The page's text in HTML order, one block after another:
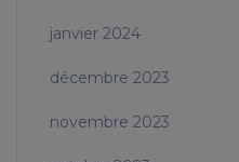
janvier 2024
décembre 2023
novembre 2023